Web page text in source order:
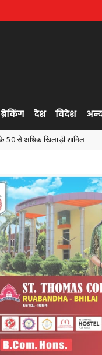
ब्रेकिंग देश विदेश
Ambagarh